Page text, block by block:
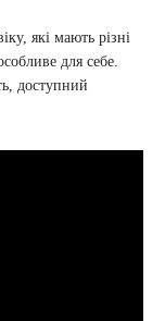
які мають різні
для себе.
доступний